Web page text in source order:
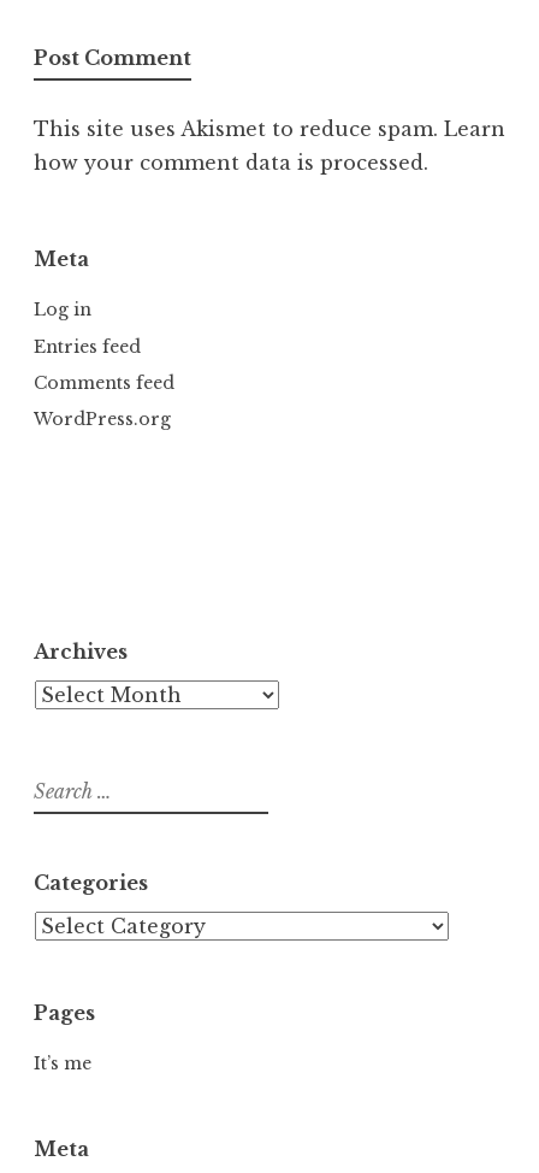
This site uses Akismet to reduce spam. Learn
how your comment data is processed.
Meta
Log in
Entries feed
Comments feed
WordPress.org
Archives
Archives
Search
for:
Categories
Categories
Pages
It’s me
Meta